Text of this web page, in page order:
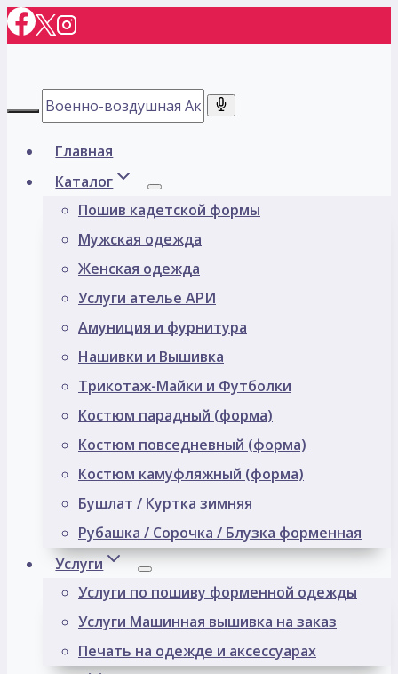
Перейти
к
Главная
Каталог
Пошив кадетской формы
Мужская одежда
Женская одежда
Услуги ателье АРИ
Амуниция и фурнитура
Нашивки и Вышивка
Трикотаж-Майки и Футболки
Костюм парадный (форма)
Костюм повседневный (форма)
Костюм камуфляжный (форма)
Бушлат / Куртка зимняя
Рубашка / Сорочка / Блузка форменная
Услуги
Услуги по пошиву форменной одежды
Услуги Машинная вышивка на заказ
Печать на одежде и аксессуарах